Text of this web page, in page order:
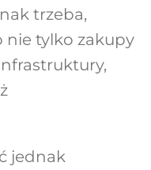
trzeba,
tylko zakupy
jednak